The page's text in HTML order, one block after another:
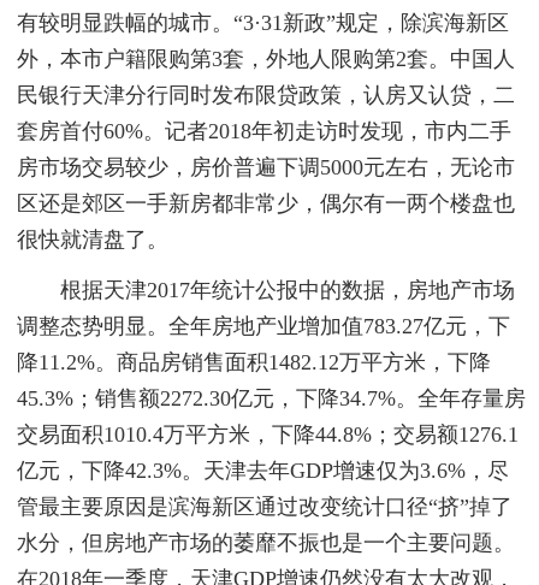
有较明显跌幅的城市。“3·31新政”规定，除滨海新区
外，本市户籍限购第3套，外地人限购第2套。中国人
民银行天津分行同时发布限贷政策，认房又认贷，二
套房首付60%。记者2018年初走访时发现，市内二手
房市场交易较少，房价普遍下调5000元左右，无论市
区还是郊区一手新房都非常少，偶尔有一两个楼盘也
很快就清盘了。
根据天津2017年统计公报中的数据，房地产市场
调整态势明显。全年房地产业增加值783.27亿元，下
降11.2%。商品房销售面积1482.12万平方米，下降
45.3%；销售额2272.30亿元，下降34.7%。全年存量房
交易面积1010.4万平方米，下降44.8%；交易额1276.1
亿元，下降42.3%。天津去年GDP增速仅为3.6%，尽
管最主要原因是滨海新区通过改变统计口径“挤”掉了
水分，但房地产市场的萎靡不振也是一个主要问题。
在2018年一季度，天津GDP增速仍然没有太大改观，